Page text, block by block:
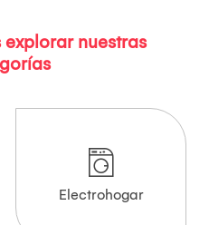
nuestras
Electrohogar